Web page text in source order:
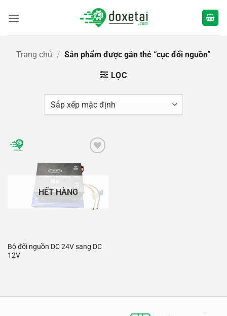
qua
Trang chủ / Sản phẩm được gắn thẻ “cục đổi nguồn”
LỌC
wishlist
HẾT HÀNG
Bộ đổi nguồn DC 24V sang DC
12V